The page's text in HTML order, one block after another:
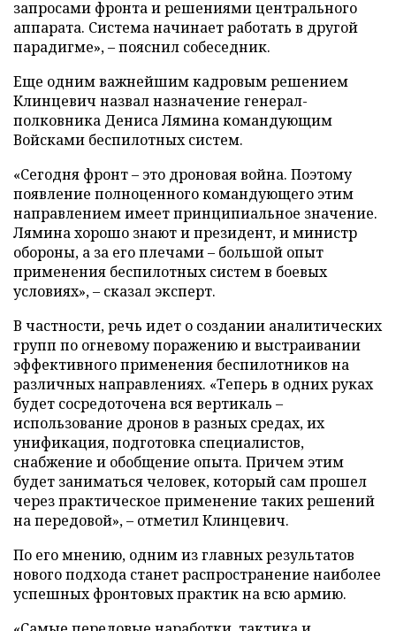
запросами фронта и решениями центрального
аппарата. Система начинает работать в другой
парадигме», – пояснил собеседник.
Еще одним важнейшим кадровым решением
Клинцевич назвал назначение генерал-
полковника Дениса Лямина командующим
Войсками беспилотных систем.
«Сегодня фронт – это дроновая война. Поэтому
появление полноценного командующего этим
направлением имеет принципиальное значение.
Лямина хорошо знают и президент, и министр
обороны, а за его плечами – большой опыт
применения беспилотных систем в боевых
условиях», – сказал эксперт.
В частности, речь идет о создании аналитических
групп по огневому поражению и выстраивании
эффективного применения беспилотников на
различных направлениях. «Теперь в одних руках
будет сосредоточена вся вертикаль –
использование дронов в разных средах, их
унификация, подготовка специалистов,
снабжение и обобщение опыта. Причем этим
будет заниматься человек, который сам прошел
через практическое применение таких решений
на передовой», – отметил Клинцевич.
По его мнению, одним из главных результатов
нового подхода станет распространение наиболее
успешных фронтовых практик на всю армию.